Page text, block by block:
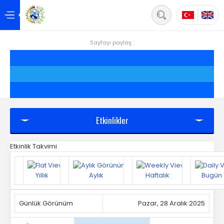
Hakkımızda
Projeler
Siirt
Yönetim
Mevzuat
Sayfayı paylaş :
Etkinlikler
Etkinlik Takvimi
Yıllık Aylık Haftalık Bugün
Günlük Görünüm Pazar, 28 Aralık 2025